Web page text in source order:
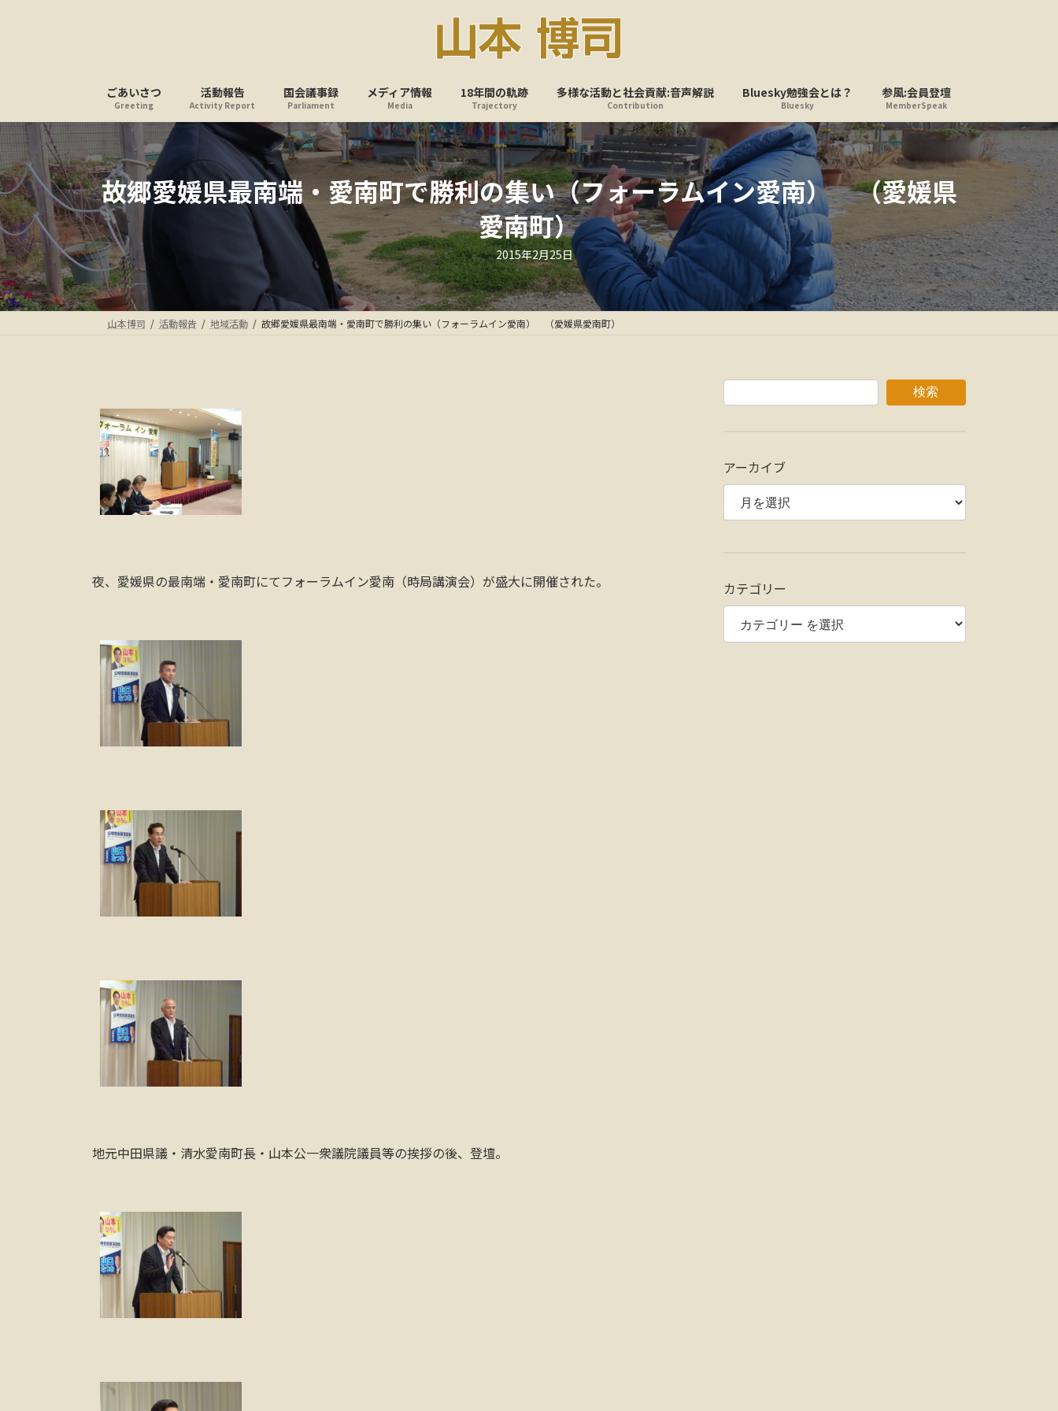
ス
キ
プ
ン
に
動
ごあいさつ
Greeting
活動報告
Activity Report
国会議事録
Parliament
メディア情報
Media
18年間の軌跡
Trajectory
多様な活動と社会貢献:音声解説
Contribution
Bluesky勉強会とは？
Bluesky
参風:会員登壇
MemberSpeak
故郷愛媛県最南端・愛南町で勝利の集い（フォーラムイン愛南） （愛媛県
愛南町）
最
終
更
新
日
時
:
2015年2月25日
山本博司 活動報告 地域活動 故郷愛媛県最南端・愛南町で勝利の集い（フォーラムイン愛南） （愛媛県愛南町）
夜、愛媛県の最南端・愛南町にてフォーラムイン愛南（時局講演会）が盛大に開催された。
地元中田県議・清水愛南町長・山本公一衆議院議員等の挨拶の後、登壇。
検索
アーカイブ
カテゴリー